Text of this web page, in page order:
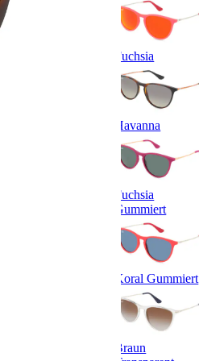
Fuchsia
Havanna
Fuchsia
Gummiert
Koral Gummiert
Braun